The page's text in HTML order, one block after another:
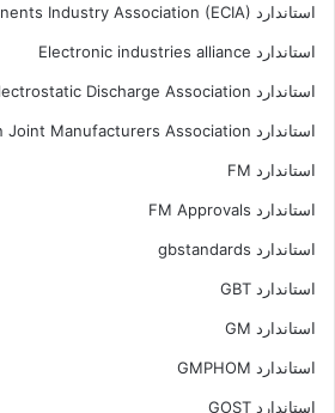
استاندارد Electronic Components Industry Association (ECIA)
استاندارد Electronic industries alliance
استاندارد Electrostatic Discharge Association
استاندارد Expansion Joint Manufacturers Association
استاندارد FM
استاندارد FM Approvals
استاندارد gbstandards
استاندارد GBT
استاندارد GM
استاندارد GMPHOM
استاندارد GOST